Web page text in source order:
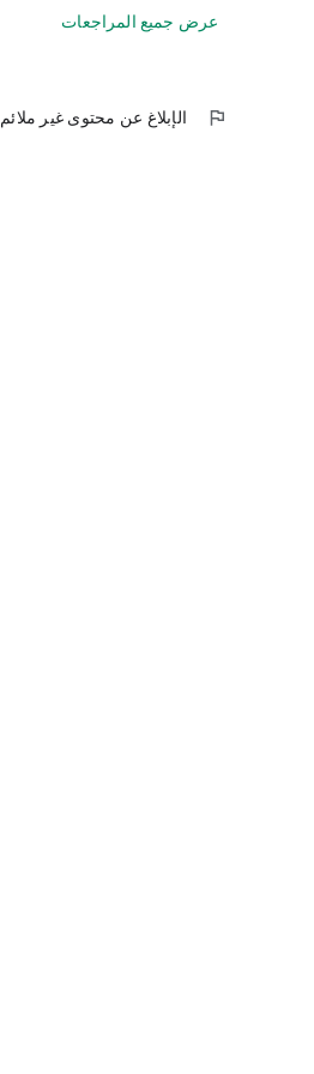
عرض جميع المراجعات
flag الإبلاغ عن محتوى غير ملائم